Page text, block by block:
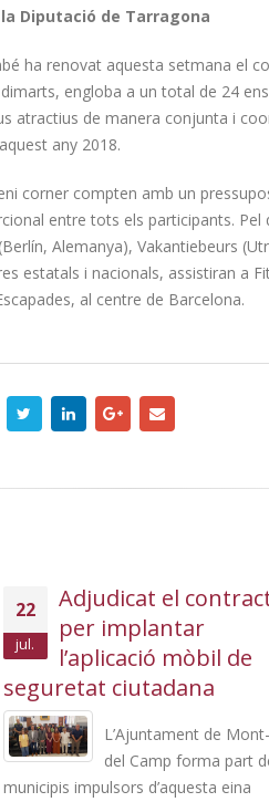
Diputació de Tarragona
ha renovat aquesta setmana el
engloba a un total de 24
atractius de manera conjunta i
any 2018.
corner compten amb un
entre tots els participants.
Alemanya), Vakantiebeurs
estatals i nacionals, assistiran a
al centre de Barcelona.
Adjudicat el contracte
per implantar
l’aplicació mòbil de
ciutadana
L’Ajuntament de Mont-
del Camp forma part dels
impulsors d’aquesta eina